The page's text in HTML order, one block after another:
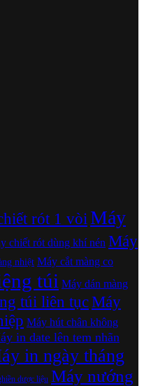
rót 1 vòiMáy
chiết rót dùng khí nén Máy
nhiệt Máy cắt màng co
túi Máy dán màng
túi liên tụcMáy
Máy hút chân không
in date lên tem nhãn
in ngày tháng
dược liệu Máy nướng